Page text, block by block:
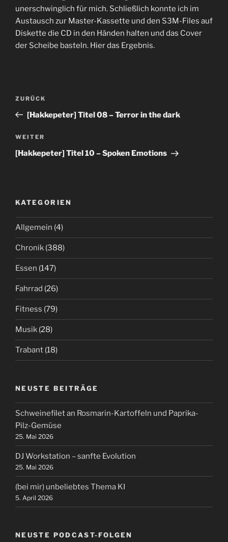
unerschwinglich für mich. Schließlich konnte ich im
Austausch zur Master-Kassette und den S3M-Files auf
Diskette die CD in den Händen halten und das Cover
der Scheibe basteln. Hier das Ergebnis.
Beitrags-
Vorheriger
Beitrag
ZURÜCK
[Hakkepeter] Titel 08 – Terror in the dark
Nächster
Beitrag
WEITER
[Hakkepeter] Titel 10 – Spoken Emotions
KATEGORIEN
Allgemein (4)
Chronik (388)
Essen (147)
Fahrrad (26)
Fitness (79)
Musik (28)
Trabant (18)
NEUSTE BEITRÄGE
Schweinefilet an Rosmarin-Kartoffeln und Paprika-
Pilz-Gemüse
25. Mai 2026
DJ Workstation – sanfte Evolution
25. Mai 2026
(bei mir) unbeliebtes Thema KI
5. April 2026
NEUSTE PODCAST-FOLGEN